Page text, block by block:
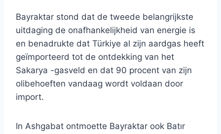
Bayraktar stond dat de tweede belangrijkste
uitdaging de onafhankelijkheid van energie is
en benadrukte dat Türkiye al zijn aardgas heeft
geïmporteerd tot de ontdekking van het
Sakarya -gasveld en dat 90 procent van zijn
olibehoeften vandaag wordt voldaan door
import.
In Ashgabat ontmoette Bayraktar ook Batır